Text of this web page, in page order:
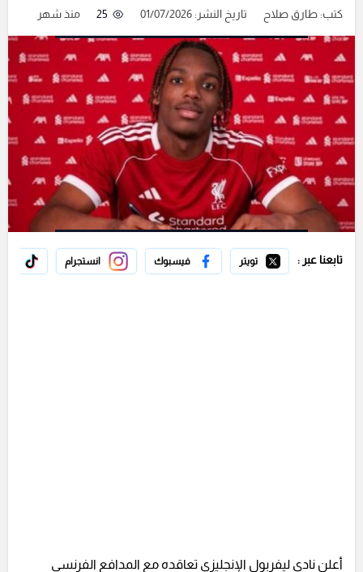
كتب:طارق صلاح تاريخ النشر: 01/07/2026 25 منذ شهر
تابعنا عبر : تويتر فيسبوك انستجرام
أعلن نادي ليفربول الإنجليزي تعاقده مع المدافع الفرنسي